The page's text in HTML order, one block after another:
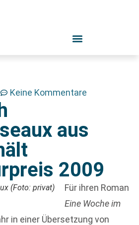
Keine Kommentare
aus
2009
(Foto: privat)
Für ihren Roman
Eine Woche im
in einer Übersetzung von